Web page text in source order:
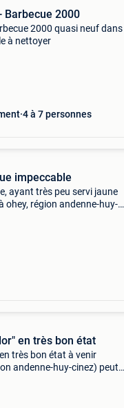
Barbecue 2000
2000 quasi neuf dans
à nettoyer
4 à 7 personnes
impeccable
ayant très peu servi jaune
ohey, région andenne-huy-
en très bon état
très bon état à venir
andenne-huy-cinez) peut